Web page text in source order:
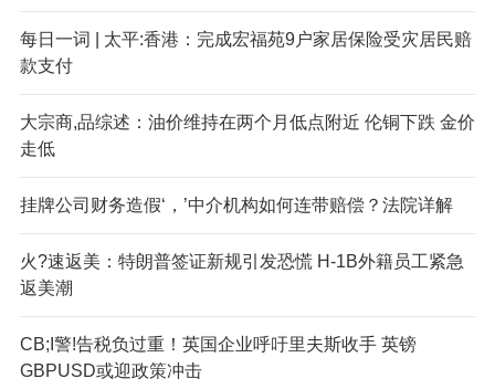
每日一词 | 太平:香港：完成宏福苑9户家居保险受灾居民赔
款支付
大宗商,品综述：油价维持在两个月低点附近 伦铜下跌 金价
走低
挂牌公司财务造假‘，’中介机构如何连带赔偿？法院详解
火?速返美：特朗普签证新规引发恐慌 H-1B外籍员工紧急
返美潮
CB;I警!告税负过重！英国企业呼吁里夫斯收手 英镑
GBPUSD或迎政策冲击